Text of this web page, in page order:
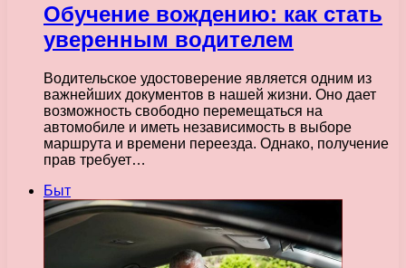
Обучение вождению: как стать
уверенным водителем
Водительское удостоверение является одним из
важнейших документов в нашей жизни. Оно дает
возможность свободно перемещаться на
автомобиле и иметь независимость в выборе
маршрута и времени переезда. Однако, получение
прав требует…
Быт